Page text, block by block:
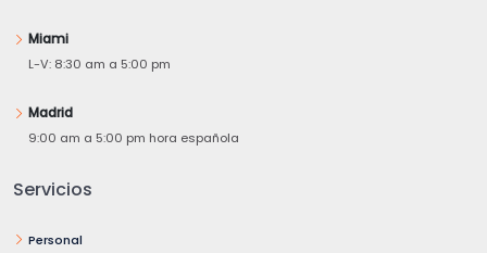
Miami
L-V: 8:30 am a 5:00 pm
Madrid
9:00 am a 5:00 pm hora española
Servicios
Personal